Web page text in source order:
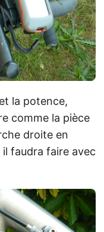
la potence,
comme la pièce
droite en
faudra faire avec